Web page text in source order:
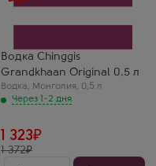
Водка Chinggis
Grandkhaan Original 0.5 л
Водка, Монголия, 0,5 л
Через 1-2 дня
Ориджинал
1 323
1 372